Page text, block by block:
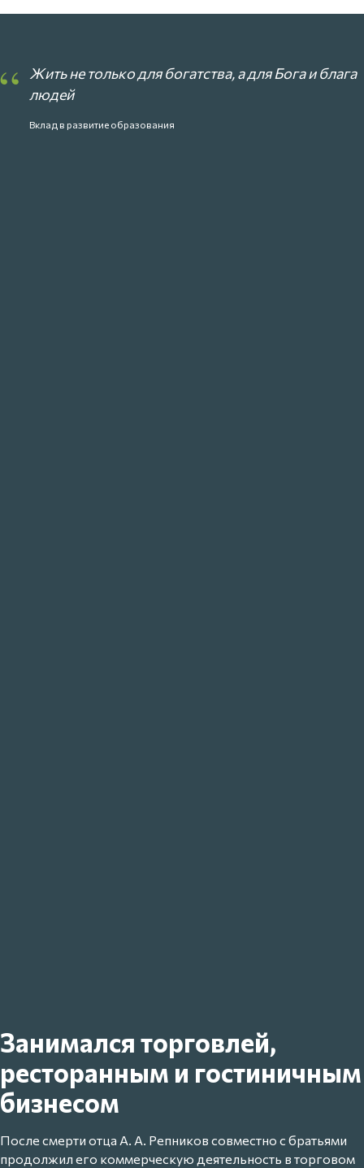
Жить не только для богатства, а для Бога и блага
людей
Вклад в развитие образования
Занимался торговлей,
ресторанным и гостиничным
бизнесом
После смерти отца А. А. Репников совместно с братьями
продолжил его коммерческую деятельность в торговом